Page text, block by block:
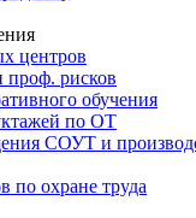
центров
проф. рисков
обучения
по ОТ
СОУТ и
по охране труда